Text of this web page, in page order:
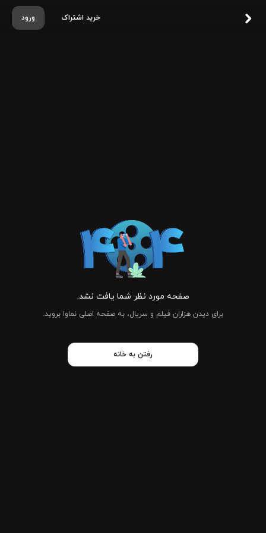
ورود خرید اشتراک
صفحه مورد نظر شما یافت نشد.
برای دیدن هزاران فیلم و سریال، به صفحه اصلی نماوا بروید.
رفتن به خانه